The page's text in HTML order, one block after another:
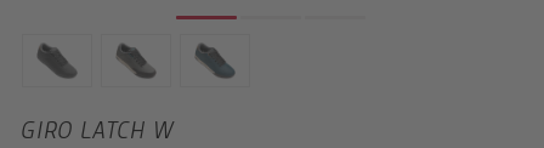
GIRO LATCH W